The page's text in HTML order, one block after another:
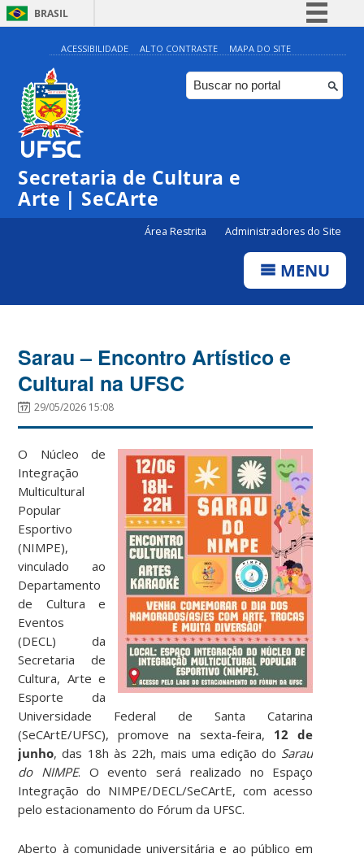
BRASIL
Simplifique!
Comunica BR
Participe
ACESSIBILIDADE ALTO CONTRASTE MAPA DO SITE
Secretaria de Cultura e
Arte | SeCArte
Área Restrita Administradores do Site
MENU
Sarau – Encontro Artístico e
Cultural na UFSC
29/05/2026 15:08
O Núcleo de
Integração
Multicultural
Popular
Esportivo
(NIMPE),
vinculado ao
Departamento
de Cultura e
Eventos
(DECL) da
Secretaria de
Cultura, Arte e
Esporte da
Universidade Federal de Santa Catarina
(SeCArtE/UFSC), promove na sexta-feira, 12 de
junho, das 18h às 22h, mais uma edição do Sarau
do NIMPE. O evento será realizado no Espaço
Integração do NIMPE/DECL/SeCArtE, com acesso
pelo estacionamento do Fórum da UFSC.
Aberto à comunidade universitária e ao público em